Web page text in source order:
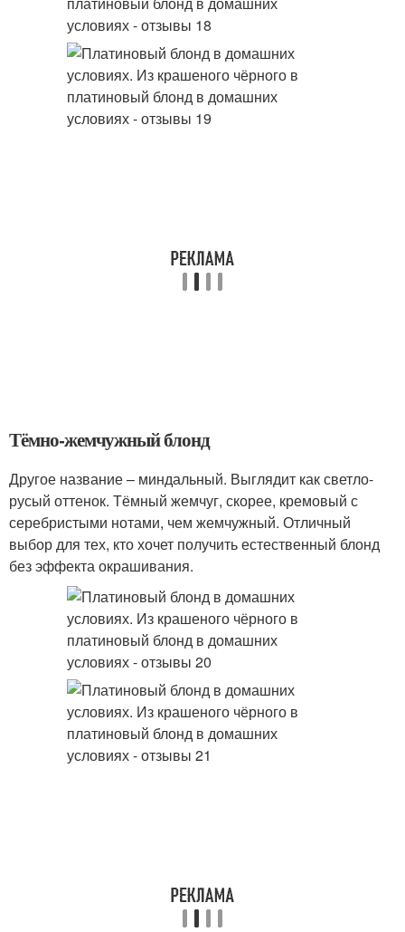
Тёмно-жемчужный блонд
Другое название – миндальный. Выглядит как светло-
русый оттенок. Тёмный жемчуг, скорее, кремовый с
серебристыми нотами, чем жемчужный. Отличный
выбор для тех, кто хочет получить естественный блонд
без эффекта окрашивания.